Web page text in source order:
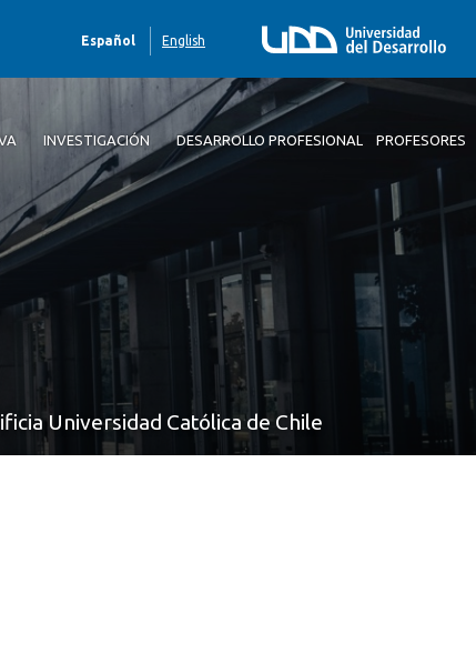
Español English
INVESTIGACIÓN DESARROLLO PROFESIONAL PROFESORES
Universidad Católica de Chile